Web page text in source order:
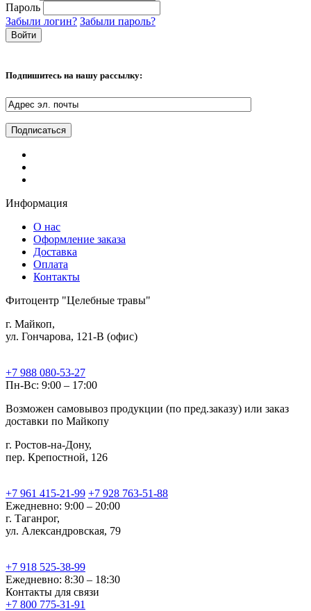
Пароль
Забыли логин? Забыли пароль?
Подпишитесь на нашу рассылку:
Информация
О нас
Оформление заказа
Доставка
Оплата
Контакты
Фитоцентр "Целебные травы"
г. Майкоп,
ул. Гончарова, 121-В (офис)
+7 988 080-53-27
Пн-Вс: 9:00 – 17:00
Возможен самовывоз продукции (по пред.заказу) или заказ
доставки по Майкопу
г. Ростов-на-Дону,
пер. Крепостной, 126
+7 961 415-21-99 +7 928 763-51-88
Ежедневно: 9:00 – 20:00
г. Таганрог,
ул. Александровская, 79
+7 918 525-38-99
Ежедневно: 8:30 – 18:30
Контакты для связи
+7 800 775-31-91